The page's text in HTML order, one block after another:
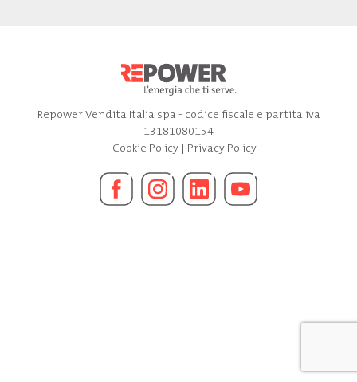
Repower Vendita Italia spa - codice fiscale e partita iva
13181080154
| Cookie Policy| Privacy Policy